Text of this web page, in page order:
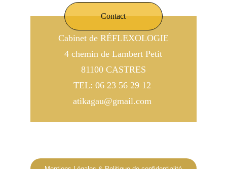
Cabinet de RÉFLEXOLOGIE
4 chemin de Lambert Petit
81100 CASTRES
TEL: 06 23 56 29 12
atikagau@gmail.com
Contact